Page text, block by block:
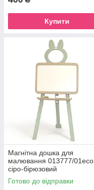
Купити
Магнітна дошка для
малювання 013777/01eco
сіро-бірюзовий
Готово до відправки